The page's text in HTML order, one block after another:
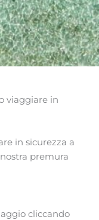
viaggiare in
in sicurezza a
premura
cliccando